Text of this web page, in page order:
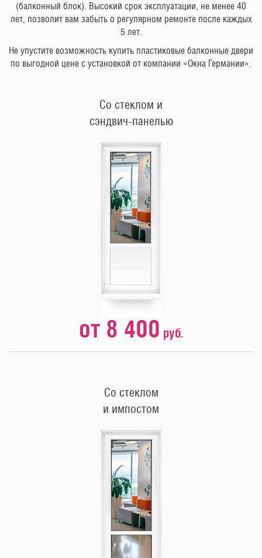
(балконный блок). Высокий срок эксплуатации, не менее 40
лет, позволит вам забыть о регулярном ремонте после каждых
5 лет.
Не упустите возможность купить пластиковые балконные двери
по выгодной цене с установкой от компании «Окна Германии».
Со стеклом и
сэндвич-панелью
от 8 400 руб.
Со стеклом
и импостом